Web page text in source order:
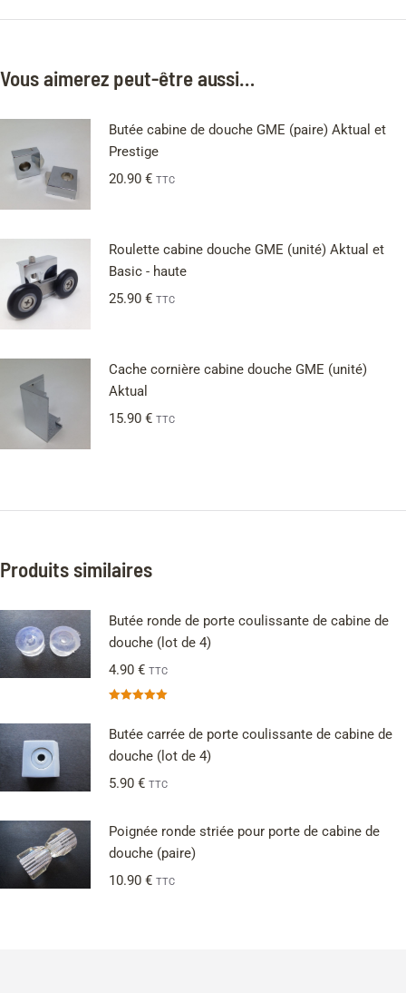
Vous aimerez peut-être aussi…
Butée cabine de douche GME (paire) Aktual et
Prestige
20.90 € TTC
Roulette cabine douche GME (unité) Aktual et
Basic - haute
25.90 € TTC
Cache cornière cabine douche GME (unité)
Aktual
15.90 € TTC
Produits similaires
Butée ronde de porte coulissante de cabine de
douche (lot de 4)
4.90 € TTC
Butée carrée de porte coulissante de cabine de
douche (lot de 4)
5.90 € TTC
Poignée ronde striée pour porte de cabine de
douche (paire)
10.90 € TTC